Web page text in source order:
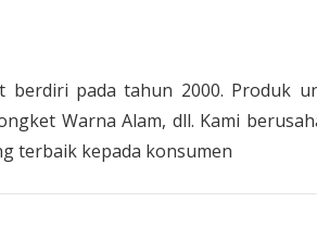
berdiri pada tahun 2000. Produk
Warna Alam, dll. Kami
terbaik kepada konsumen